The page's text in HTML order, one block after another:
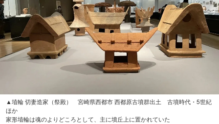
▲埴輪 切妻造家（祭殿） 宮崎県西都市 西都原古墳群出土 古墳時代・5世紀
ほか
家形埴輪は魂のよりどころとして、主に墳丘上に置かれていた